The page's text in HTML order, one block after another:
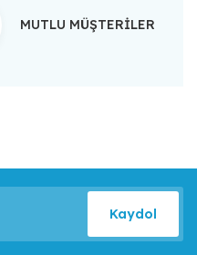
MUTLU MÜŞTERİLER
Kaydol